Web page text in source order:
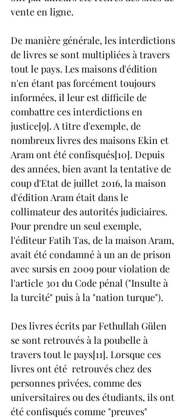
vente en ligne.
De manière générale, les interdictions
de livres se sont multipliées à travers
tout le pays. Les maisons d'édition
n'en étant pas forcément toujours
informées, il leur est difficile de
combattre ces interdictions en
justice[9]. A titre d'exemple, de
nombreux livres des maisons Ekin et
Aram ont été confisqués[10]. Depuis
des années, bien avant la tentative de
coup d'Etat de juillet 2016, la maison
d'édition Aram était dans le
collimateur des autorités judiciaires.
Pour prendre un seul exemple,
l'éditeur Fatih Tas, de la maison Aram,
avait été condamné à un an de prison
avec sursis en 2009 pour violation de
l'article 301 du Code pénal ("Insulte à
la turcité" puis à la "nation turque").
Des livres écrits par Fethullah Gülen
se sont retrouvés à la poubelle à
travers tout le pays[11]. Lorsque ces
livres ont été  retrouvés chez des
personnes privées, comme des
universitaires ou des étudiants, ils ont
été confisqués comme "preuves"